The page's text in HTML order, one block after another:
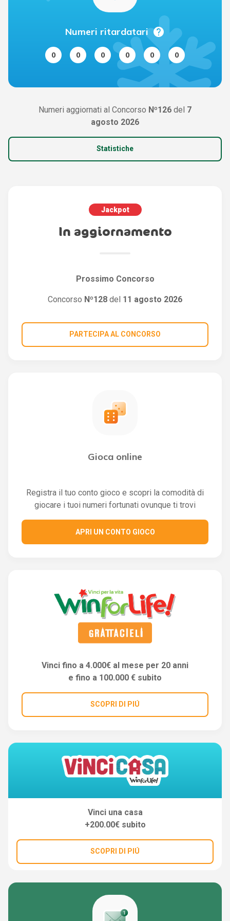
Numeri ritardatari help
0 0 0 0 0 0
Numeri aggiornati al Concorso Nº126 del 7
agosto 2026
Statistiche
Jackpot
In aggiornamento
Prossimo Concorso
Concorso Nº128 del 11 agosto 2026
PARTECIPA AL CONCORSO
Gioca online
Registra il tuo conto gioco e scopri la comodità di
giocare i tuoi numeri fortunati ovunque ti trovi
APRI UN CONTO GIOCO
Vinci fino a 4.000€ al mese per 20 anni
e fino a 100.000 € subito
SCOPRI DI PIÚ
Vinci una casa
+200.00€ subito
SCOPRI DI PIÚ